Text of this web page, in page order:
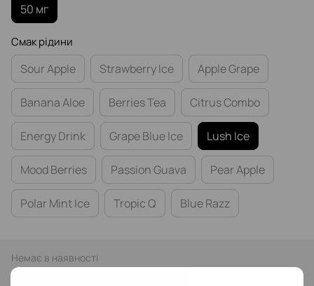
50 мг
Смак рідини
Sour Apple Strawberry Ice Apple Grape
Banana Aloe Berries Tea Citrus Combo
Energy Drink Grape Blue Ice Lush Ice
Mood Berries Passion Guava Pear Apple
Polar Mint Ice Tropic Q Blue Razz
Немає в наявності